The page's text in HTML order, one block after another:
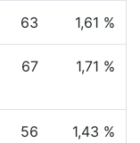
63 1,61 %
67 1,71 %
56 1,43 %